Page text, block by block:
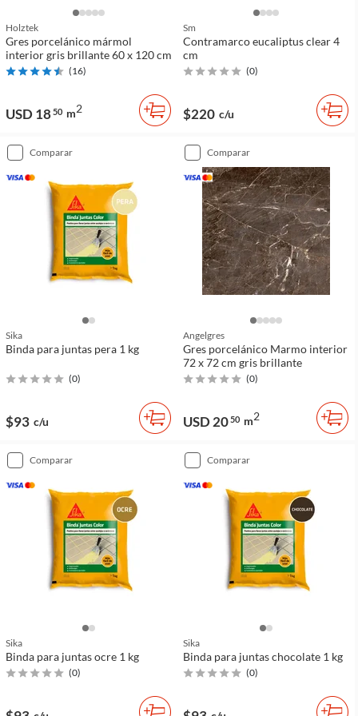
Holztek
Gres porcelánico mármol
interior gris brillante 60 x 120 cm
(16)
USD 1850 m2
Sm
Contramarco eucaliptus clear 4
cm
(0)
$220 c/u
comparar
Sika
Binda para juntas pera 1 kg
(0)
$93 c/u
comparar
Angelgres
Gres porcelánico Marmo interior
72 x 72 cm gris brillante
(0)
USD 2050 m2
comparar
Sika
Binda para juntas ocre 1 kg
(0)
comparar
Sika
Binda para juntas chocolate 1 kg
(0)